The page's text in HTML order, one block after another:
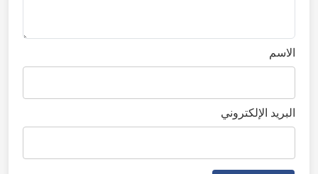
الاسم
البريد الإلكتروني